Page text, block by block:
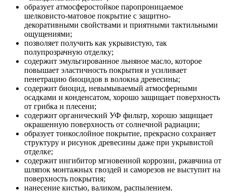
образует атмосферостойкое паропроницаемое
шелковисто-матовое покрытие с защитно-
декоративными свойствами и приятными тактильными
ощущениями;
позволяет получить как укрывистую, так
полупрозрачную отделку;
содержит эмульгированное льняное масло, которое
повышает эластичность покрытия и усиливает
пенетрацию биоцидов в волокна древесины;
содержит биоцид, невымываемый атмосферными
осадками и конденсатом, хорошо защищает поверхность
от грибка и плесени;
содержит органический УФ фильтр, хорошо защищает
окрашенную поверхность от солнечной радиации;
образует тонкослойное покрытие, прекрасно сохраняет
структуру и рисунок древесины даже при укрывистой
отделке;
содержит ингибитор мгновенной коррозии, ржавчина от
шляпок монтажных гвоздей и саморезов не выступит на
поверхность покрытия;
нанесение кистью, валиком, распылением.